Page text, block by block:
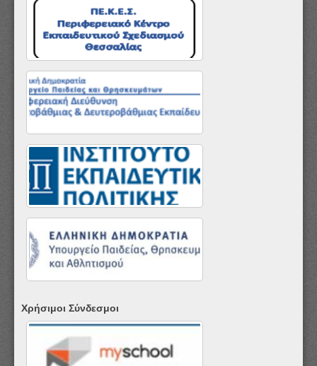
Χρήσιμοι Σύνδεσμοι